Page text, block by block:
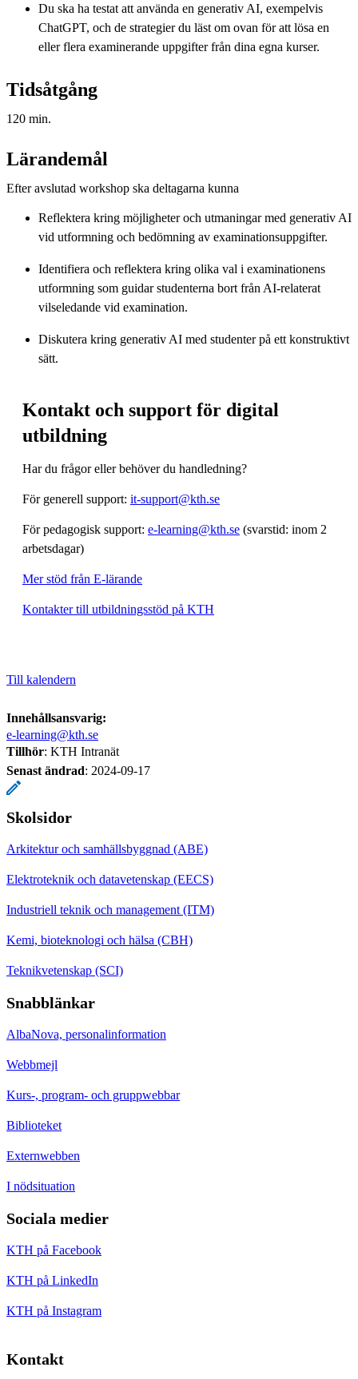
Du ska ha testat att använda en generativ AI, exempelvis
ChatGPT, och de strategier du läst om ovan för att lösa en
eller flera examinerande uppgifter från dina egna kurser.
Tidsåtgång
120 min.
Lärandemål
Efter avslutad workshop ska deltagarna kunna
Reflektera kring möjligheter och utmaningar med generativ AI
vid utformning och bedömning av examinationsuppgifter.
Identifiera och reflektera kring olika val i examinationens
utformning som guidar studenterna bort från AI-relaterat
vilseledande vid examination.
Diskutera kring generativ AI med studenter på ett konstruktivt
sätt.
Kontakt och support för digital
utbildning
Har du frågor eller behöver du handledning?
För generell support: it-support@kth.se
För pedagogisk support: e-learning@kth.se (svarstid: inom 2
arbetsdagar)
Mer stöd från E-lärande
Kontakter till utbildningsstöd på KTH
Till kalendern
Innehållsansvarig:
e-learning@kth.se
Tillhör: KTH Intranät
Senast ändrad: 2024-09-17
Skolsidor
Arkitektur och samhällsbyggnad (ABE)
Elektroteknik och datavetenskap (EECS)
Industriell teknik och management (ITM)
Kemi, bioteknologi och hälsa (CBH)
Teknikvetenskap (SCI)
Snabblänkar
AlbaNova, personalinformation
Webbmejl
Kurs-, program- och gruppwebbar
Biblioteket
Externwebben
I nödsituation
Sociala medier
KTH på Facebook
KTH på LinkedIn
KTH på Instagram
Kontakt